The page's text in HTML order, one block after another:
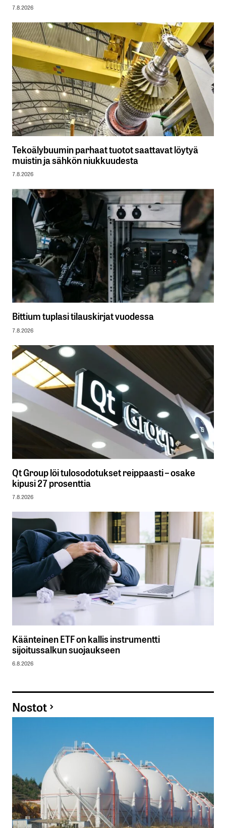
7.8.2026
Tekoälybuumin parhaat tuotot saattavat löytyä
muistin ja sähkön niukkuudesta
7.8.2026
Bittium tuplasi tilauskirjat vuodessa
7.8.2026
Qt Group löi tulosodotukset reippaasti – osake
kipusi 27 prosenttia
7.8.2026
Käänteinen ETF on kallis instrumentti
sijoitussalkun suojaukseen
6.8.2026
Nostot